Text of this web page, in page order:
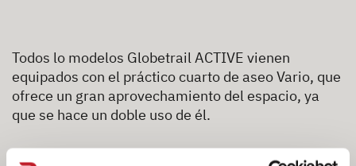
Todos lo modelos Globetrail ACTIVE vienen
equipados con el práctico cuarto de aseo Vario, que
ofrece un gran aprovechamiento del espacio, ya
que se hace un doble uso de él.
A los que les gusta ducharse en la furgoneta,